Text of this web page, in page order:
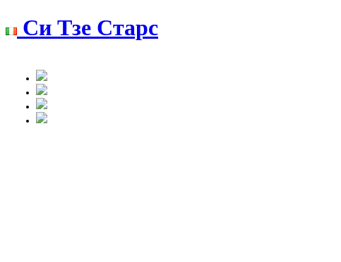
Си Tзe Стapc